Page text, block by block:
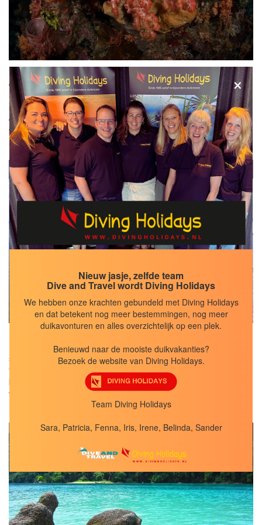
Indonesië heeft voor duikers van ieder niveau iets te bieden. Voor
de macro liefhebbers is er muck-diving in de Lembeh Strait, je
kunt een wrakduik maken op de USAT Liberty, rifhaaien,
schildpadden en manta's zijn op bepaalde duiklocaties te vinden,
de mola mola is in bepaalde periodes te zien. Kortom genoeg
voor een geweldige duikvakantie!
Maleisië
mogelijk. Grijze rifhaaien, witpuntrifhaaien, hamerhaaien en grote
scholen barracuda's, makrelen, schildpadden en manta's zijn er
te zien, maar ook zeepaardjes, flamboyant cuttlefish, leaf fish,
krokodilvissen, mimic en blue ring octopus. Dit is het uitgangspunt
voor spectaculair duiken.
Thailand
×
Nieuw jasje, zelfde team
Dive and Travel wordt Diving Holidays
We hebben onze krachten gebundeld met Diving Holidays
en dat betekent nog meer bestemmingen, nog meer
duikavonturen en alles overzichtelijk op een plek.
Benieuwd naar de mooiste duikvakanties?
Bezoek de website van Diving Holidays.
Team Diving Holidays
Sara, Patricia, Fenna, Iris, Irene, Belinda, Sander